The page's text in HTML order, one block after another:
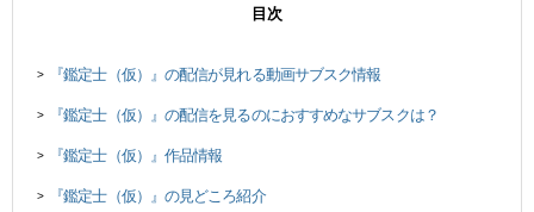
目次
> 『鑑定士（仮）』の配信が見れる動画サブスク情報
> 『鑑定士（仮）』の配信を見るのにおすすめなサブスクは？
> 『鑑定士（仮）』作品情報
> 『鑑定士（仮）』の見どころ紹介